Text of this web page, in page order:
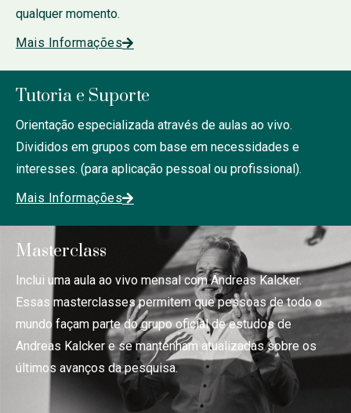
qualquer momento.
Mais Informações
Tutoria e Suporte
Orientação especializada através de aulas ao vivo.
Divididos em grupos com base em necessidades e
interesses. (para aplicação pessoal ou profissional).
Mais Informações
Masterclass
Inclui uma aula ao vivo mensal com Andreas Kalcker.
Essas masterclasses permitem que pessoas de todo o
mundo façam parte do grupo oficial de estudos de
Andreas Kalcker e se mantenham atualizadas sobre os
últimos avanços da pesquisa.